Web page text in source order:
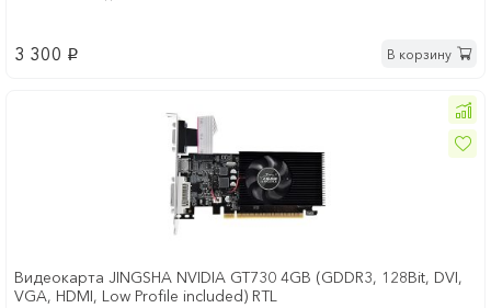
3 300 p В корзину
Видеокарта JINGSHA NVIDIA GT730 4GB (GDDR3, 128Bit, DVI,
VGA, HDMI, Low Profile included) RTL